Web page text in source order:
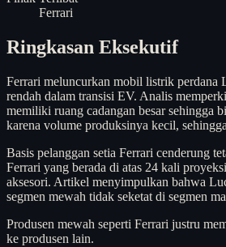
Ferrari
Ringkasan Eksekutif
Ferrari meluncurkan mobil listrik perdana
rendah dalam transisi EV. Analis
memiliki ruang cadangan besar
karena volume produksinya kecil,
Basis pelanggan setia Ferrari cenderung
Ferrari yang berada di atas 24 kali
aksesori. Artikel menyimpulkan bahwa
segmen mewah tidak seketat di segmen
Produsen mewah seperti Ferrari justru
ke produsen lain.